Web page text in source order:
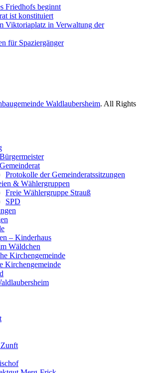
Friedhofs beginnt
ist konstituiert
Viktoriaplatz in Verwaltung der
für Spaziergänger
Waldlaubersheim. All Rights
Protokolle der Gemeinderatssitzungen
& Wählergruppen
Freie Wählergruppe Strauß
SPD
– Kinderhaus
Wäldchen
Kirchengemeinde
Kirchengemeinde